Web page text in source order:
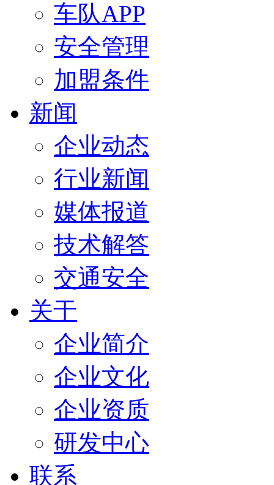
车队APP
安全管理
加盟条件
新闻
企业动态
行业新闻
媒体报道
技术解答
交通安全
关于
企业简介
企业文化
企业资质
研发中心
联系